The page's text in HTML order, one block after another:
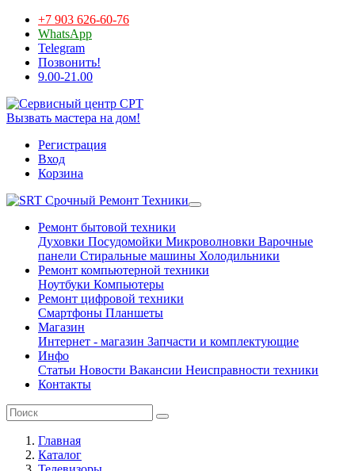
+7 903 626-60-76
WhatsApp
Telegram
Позвонить!
9.00-21.00
Вызвать мастера на дом!
Регистрация
Вход
Корзина
Срочный Ремонт Техники
Ремонт бытовой техники
Духовки Посудомойки Микроволновки Варочные
панели Стиральные машины Холодильники
Ремонт компьютерной техники
Ноутбуки Компьютеры
Ремонт цифровой техники
Смартфоны Планшеты
Магазин
Интернет - магазин Запчасти и комплектующие
Инфо
Статьи Новости Вакансии Неисправности техники
Контакты
Главная
Каталог